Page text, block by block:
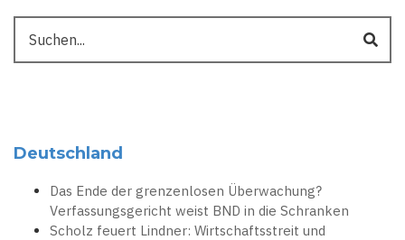
Deutschland
Das Ende der grenzenlosen Überwachung?
Verfassungsgericht weist BND in die Schranken
Scholz feuert Lindner: Wirtschaftsstreit und